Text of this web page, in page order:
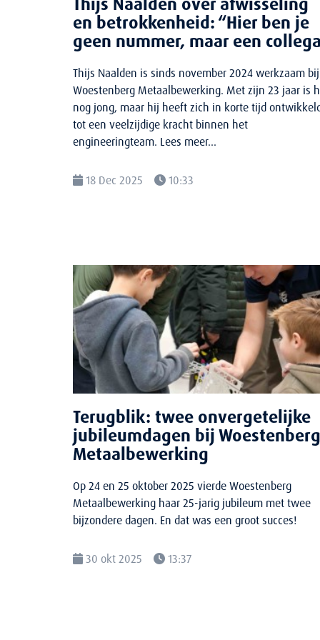
en betrokkenheid: “Hier ben je
geen nummer, maar een
Thijs Naalden is sinds november 2024 werkzaam bij
Woestenberg Metaalbewerking. Met zijn 23 jaar is
nog jong, maar hij heeft zich in korte tijd
tot een veelzijdige kracht binnen het
engineeringteam. Lees meer...
18 Dec 2025 10:33
Terugblik: twee onvergetelijke
jubileumdagen bij Woestenberg
Metaalbewerking
Op 24 en 25 oktober 2025 vierde Woestenberg
Metaalbewerking haar 25-jarig jubileum met twee
bijzondere dagen. En dat was een groot succes!
30 okt 2025 13:37